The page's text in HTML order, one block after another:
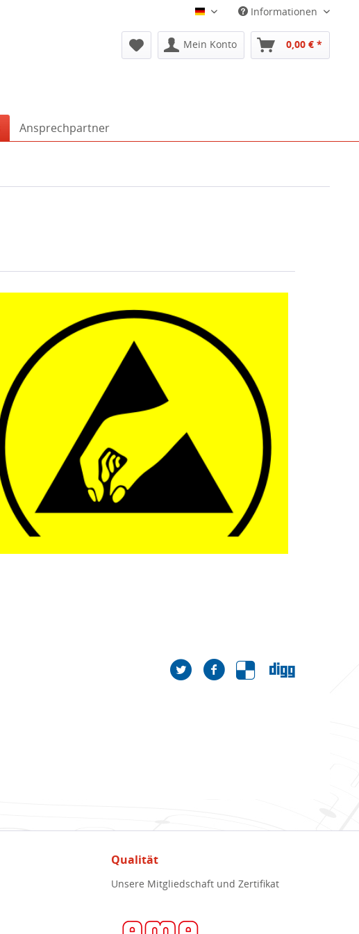
Deutsch Informationen
Mein Konto 0,00 € *
Ansprechpartner
Qualität
Unsere Mitgliedschaft und Zertifikat